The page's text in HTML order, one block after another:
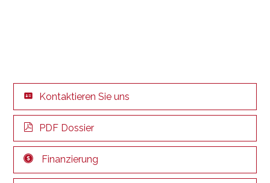
Kontaktieren Sie uns
PDF Dossier
Finanzierung